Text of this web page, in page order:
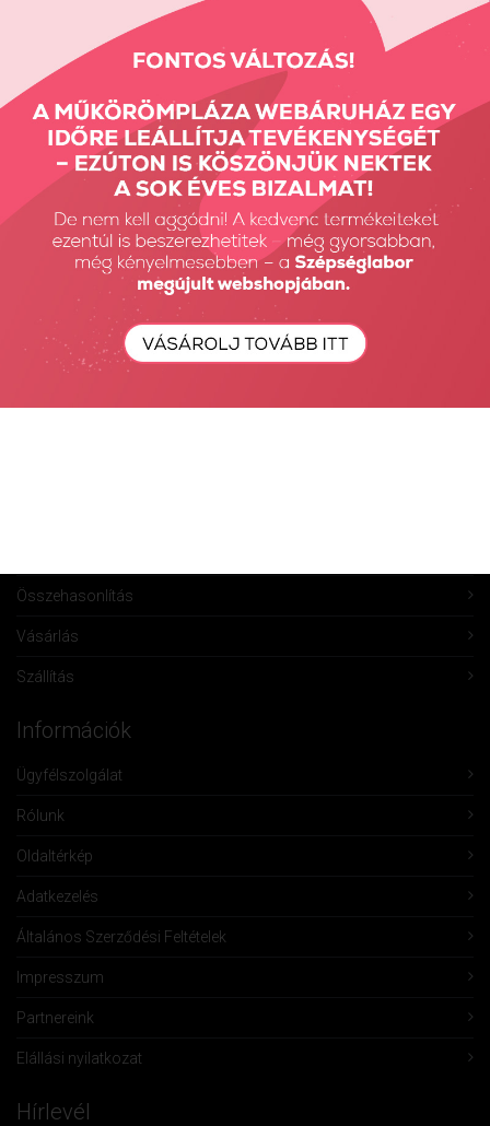
Vissza a tetejére
Részletes Kereső
Keresés...
Összehasonlítás
Vásárlás
Szállítás
Információk
Ügyfélszolgálat
Rólunk
Oldaltérkép
Adatkezelés
Általános Szerződési Feltételek
Impresszum
Partnereink
Elállási nyilatkozat
Hírlevél